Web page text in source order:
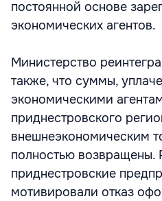
постоянной основе
экономических агентов.
Министерство
также, что суммы,
экономическими
приднестровского
внешнеэкономическим
полностью возвращены.
приднестровские
мотивировали отказ